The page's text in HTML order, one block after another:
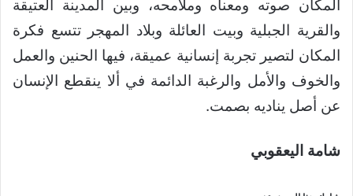
المكان صوته ومعناه وملامحه، وبين المدينة العتيقة
والقرية الجبلية وبيت العائلة وبلاد المهجر تتسع فكرة
المكان لتصير تجربة إنسانية عميقة، فيها الحنين والعمل
والخوف والأمل والرغبة الدائمة في ألا ينقطع الإنسان
عن أصل يناديه بصمت.
شامة اليعقوبي